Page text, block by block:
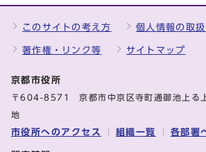
このサイトの考え方 個人情報の取扱
著作権・リンク等 サイトマップ
京都市役所
〒604-8571 京都市中京区寺町通御池上る
地
市役所へのアクセス 組織一覧 各部署